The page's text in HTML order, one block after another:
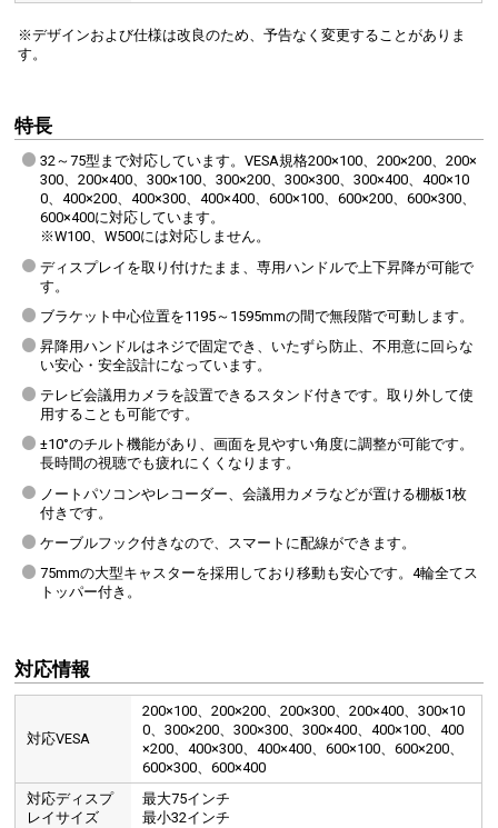
ブラケットをディスプレイ背面に取り付け、スタンドに掛けるだけで
最後にネジでしっかり固定します。
※デザインおよび仕様は改良のため、予告なく変更することがありま
す。
特長
32～75型まで対応しています。VESA規格200×100、200×200、200×
300、200×400、300×100、300×200、300×300、300×400、400×10
0、400×200、400×300、400×400、600×100、600×200、600×300、
600×400に対応しています。
※W100、W500には対応しません。
ディスプレイを取り付けたまま、専用ハンドルで上下昇降が可能で
す。
ブラケット中心位置を1195～1595mmの間で無段階で可動します。
昇降用ハンドルはネジで固定でき、いたずら防止、不用意に回らな
い安心・安全設計になっています。
テレビ会議用カメラを設置できるスタンド付きです。取り外して使
用することも可能です。
±10°のチルト機能があり、画面を見やすい角度に調整が可能です。
長時間の視聴でも疲れにくくなります。
ノートパソコンやレコーダー、会議用カメラなどが置ける棚板1枚
付きです。
ケーブルフック付きなので、スマートに配線ができます。
75mmの大型キャスターを採用しており移動も安心です。4輪全てス
トッパー付き。
対応情報
対応VESA
200×100、200×200、200×300、200×400、300×10
0、300×200、300×300、300×400、400×100、400
×200、400×300、400×400、600×100、600×200、
600×300、600×400
対応ディスプ
レイサイズ
最大75インチ
最小32インチ